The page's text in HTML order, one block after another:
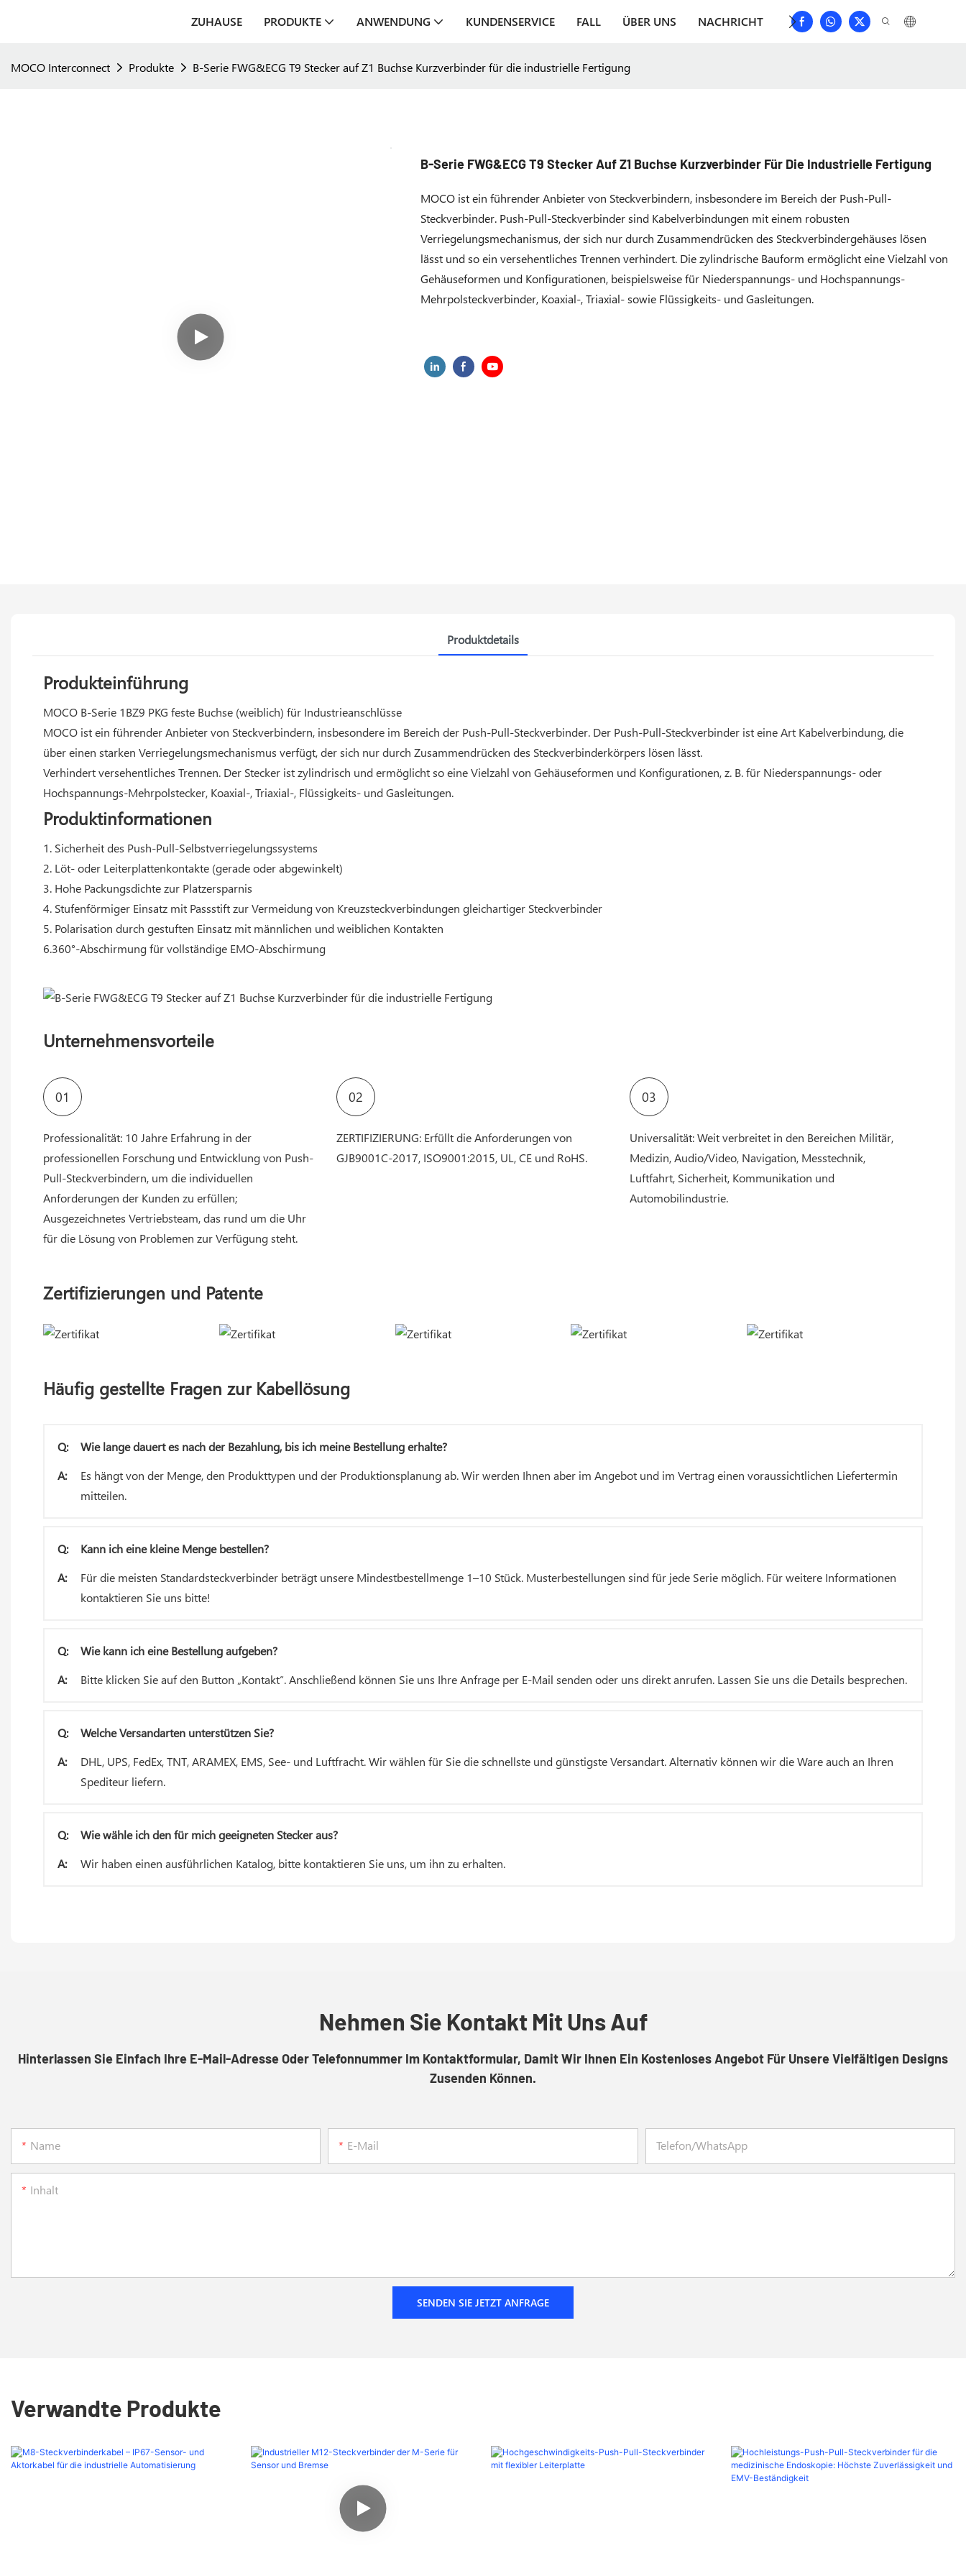
ZUHAUSE PRODUKTE ANWENDUNG KUNDENSERVICE FALL ÜBER UNS NACHRICHT HERUNTERLADEN
MOCO Interconnect Produkte B-Serie FWG&ECG T9 Stecker auf Z1 Buchse Kurzverbinder für die industrielle Fertigung
B-Serie FWG&ECG T9 Stecker Auf Z1 Buchse Kurzverbinder Für Die Industrielle Fertigung
MOCO ist ein führender Anbieter von Steckverbindern, insbesondere im Bereich der Push-Pull-
Steckverbinder. Push-Pull-Steckverbinder sind Kabelverbindungen mit einem robusten
Verriegelungsmechanismus, der sich nur durch Zusammendrücken des Steckverbindergehäuses lösen
lässt und so ein versehentliches Trennen verhindert. Die zylindrische Bauform ermöglicht eine Vielzahl von
Gehäuseformen und Konfigurationen, beispielsweise für Niederspannungs- und Hochspannungs-
Mehrpolsteckverbinder, Koaxial-, Triaxial- sowie Flüssigkeits- und Gasleitungen.
Produktdetails
Produkteinführung
MOCO B-Serie 1BZ9 PKG feste Buchse (weiblich) für Industrieanschlüsse
MOCO ist ein führender Anbieter von Steckverbindern, insbesondere im Bereich der Push-Pull-Steckverbinder. Der Push-Pull-Steckverbinder ist eine Art Kabelverbindung, die
über einen starken Verriegelungsmechanismus verfügt, der sich nur durch Zusammendrücken des Steckverbinderkörpers lösen lässt.
Verhindert versehentliches Trennen. Der Stecker ist zylindrisch und ermöglicht so eine Vielzahl von Gehäuseformen und Konfigurationen, z. B. für Niederspannungs- oder
Hochspannungs-Mehrpolstecker, Koaxial-, Triaxial-, Flüssigkeits- und Gasleitungen.
Produktinformationen
1. Sicherheit des Push-Pull-Selbstverriegelungssystems
2. Löt- oder Leiterplattenkontakte (gerade oder abgewinkelt)
3. Hohe Packungsdichte zur Platzersparnis
4. Stufenförmiger Einsatz mit Passstift zur Vermeidung von Kreuzsteckverbindungen gleichartiger Steckverbinder
5. Polarisation durch gestuften Einsatz mit männlichen und weiblichen Kontakten
6.360°-Abschirmung für vollständige EMO-Abschirmung
Unternehmensvorteile
01
Professionalität: 10 Jahre Erfahrung in der
professionellen Forschung und Entwicklung von Push-
Pull-Steckverbindern, um die individuellen
Anforderungen der Kunden zu erfüllen;
Ausgezeichnetes Vertriebsteam, das rund um die Uhr
für die Lösung von Problemen zur Verfügung steht.
02
ZERTIFIZIERUNG: Erfüllt die Anforderungen von
GJB9001C-2017, ISO9001:2015, UL, CE und RoHS.
03
Universalität: Weit verbreitet in den Bereichen Militär,
Medizin, Audio/Video, Navigation, Messtechnik,
Luftfahrt, Sicherheit, Kommunikation und
Automobilindustrie.
Zertifizierungen und Patente
Häufig gestellte Fragen zur Kabellösung
Q:
Wie lange dauert es nach der Bezahlung, bis ich meine Bestellung erhalte?
A:
Es hängt von der Menge, den Produkttypen und der Produktionsplanung ab. Wir werden Ihnen aber im Angebot und im Vertrag einen voraussichtlichen Liefertermin
mitteilen.
Q:
Kann ich eine kleine Menge bestellen?
A:
Für die meisten Standardsteckverbinder beträgt unsere Mindestbestellmenge 1–10 Stück. Musterbestellungen sind für jede Serie möglich. Für weitere Informationen
kontaktieren Sie uns bitte!
Q:
Wie kann ich eine Bestellung aufgeben?
A:
Bitte klicken Sie auf den Button „Kontakt“. Anschließend können Sie uns Ihre Anfrage per E-Mail senden oder uns direkt anrufen. Lassen Sie uns die Details besprechen.
Q:
Welche Versandarten unterstützen Sie?
A:
DHL, UPS, FedEx, TNT, ARAMEX, EMS, See- und Luftfracht. Wir wählen für Sie die schnellste und günstigste Versandart. Alternativ können wir die Ware auch an Ihren
Spediteur liefern.
Q:
Wie wähle ich den für mich geeigneten Stecker aus?
A:
Wir haben einen ausführlichen Katalog, bitte kontaktieren Sie uns, um ihn zu erhalten.
Nehmen Sie Kontakt Mit Uns Auf
Hinterlassen Sie Einfach Ihre E-Mail-Adresse Oder Telefonnummer Im Kontaktformular, Damit Wir Ihnen Ein Kostenloses Angebot Für Unsere Vielfältigen Designs
Zusenden Können.
Name E-Mail Telefon/WhatsApp
Inhalt
SENDEN SIE JETZT ANFRAGE
Verwandte Produkte